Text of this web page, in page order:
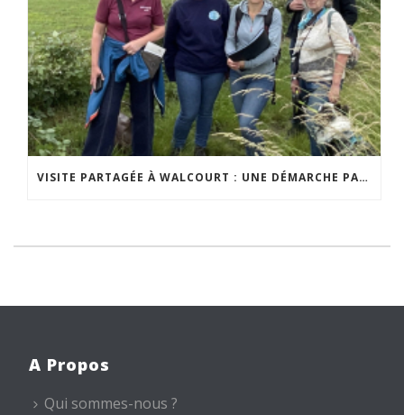
VISITE PARTAGÉE À WALCOURT : UNE DÉMARCHE PARTICIPATIVE ANIMÉE PAR ESPACE ENVIRONNEMENT
A Propos
Qui sommes-nous ?